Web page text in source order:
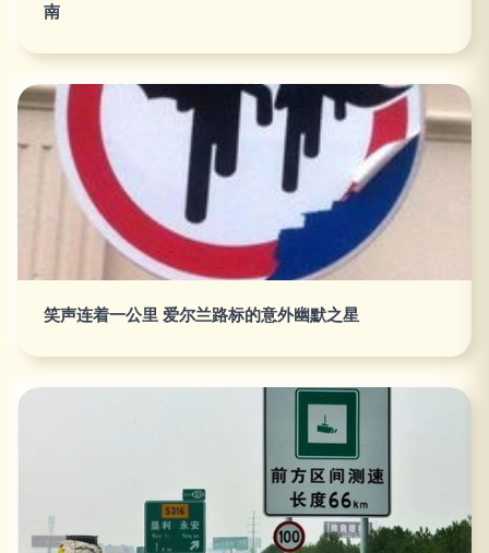
南
笑声连着一公里 爱尔兰路标的意外幽默之星